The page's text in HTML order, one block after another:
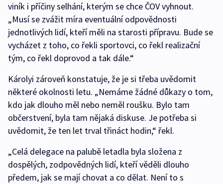
viník i příčiny selhání, kterým se chce ČOV vyhnout.
„Musí se zvážit míra eventuální odpovědnosti
jednotlivých lidí, kteří měli na starosti přípravu. Bude se
vycházet z toho, co řekli sportovci, co řekl realizační
tým, co řekl doprovod a tak dále.“
Károlyi zároveň konstatuje, že je si třeba uvědomit
některé okolnosti letu. „Nemáme žádné důkazy o tom,
kdo jak dlouho měl nebo neměl roušku. Bylo tam
občerstvení, byla tam nějaká diskuse. Je potřeba si
uvědomit, že ten let trval třináct hodin,“ řekl.
„Celá delegace na palubě letadla byla složena z
dospělých, zodpovědných lidí, kteří věděli dlouho
předem, jak se mají chovat a co dělat. Není to s